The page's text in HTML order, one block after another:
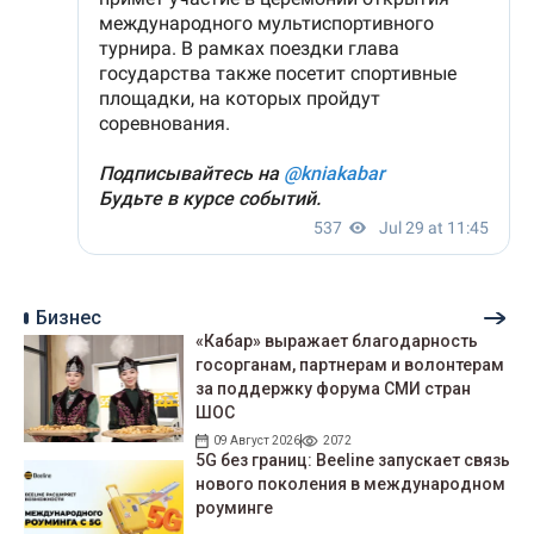
Бизнес
«Кабар» выражает благодарность
госорганам, партнерам и волонтерам
за поддержку форума СМИ стран
ШОС
09 Август 2026 2072
5G без границ: Beeline запускает связь
нового поколения в международном
роуминге